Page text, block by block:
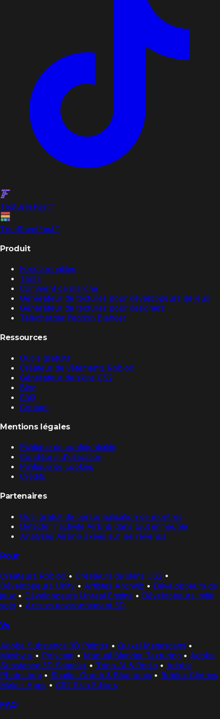
TexturesFast™
TrimSheetFast™
Produit
Fonctionnalités
Tarifs
Comment ça marche
Générateur de textures pour développeurs de jeux
Générateur de textures pour designers
Télécharger l'addon Blender
Ressources
Outils gratuits
Créateur de vêtements Roblox
Générateur de skins CS2
Blog
FAQ
Contact
Mentions légales
Politique de confidentialité
Conditions d'utilisation
Politique de cookies
Crédits
Partenaires
Outil gratuit de personnalisation de montres
Détecter l'activité Airbnb dans tout immeuble
Analyses Airbnb axées sur les revenus
Pour
Créateurs Roblox • Créateurs de skins CS2 •
Développeurs Unity • Artistes ArchViz • Développeurs de
jeux • Développeurs Unreal Engine • Développeurs indie
solo • Artistes environnement 3D
Vs
Adobe Substance 3D Painter • Quixel Megascans •
Meshy.ai • Polycam • Manual Blender Texturing • Adobe
Substance 3D Sampler • Tripo AI & Rodin • Adobe
Photoshop • Shader Graph & Blueprints • Roblox Clothes
Maker Apps • CS2 Skin Editors
FAQ